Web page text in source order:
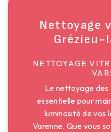
Nettoyage
Grézieu-
NETTOYAGE
Le nettoyage des
essentielle pour
luminosité de vos
Varenne. Que vous